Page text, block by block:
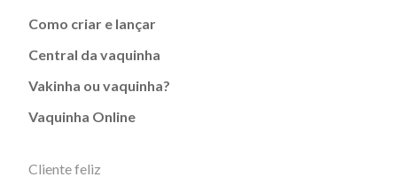
Como criar e lançar
Central da vaquinha
Vakinha ou vaquinha?
Vaquinha Online
Cliente feliz